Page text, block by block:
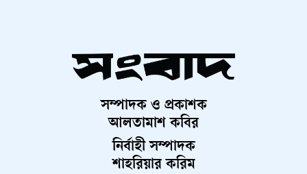
সম্পাদক ও প্রকাশক
আলতামাশ কবির
নির্বাহী সম্পাদক
শাহরিয়ার করিম